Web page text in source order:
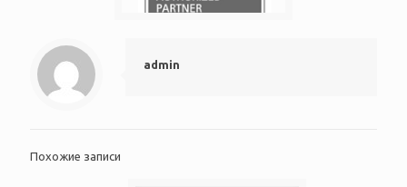
admin
Похожие записи